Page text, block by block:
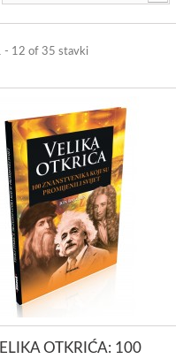
- 12 of 35 stavki
OTKRIĆA: 100